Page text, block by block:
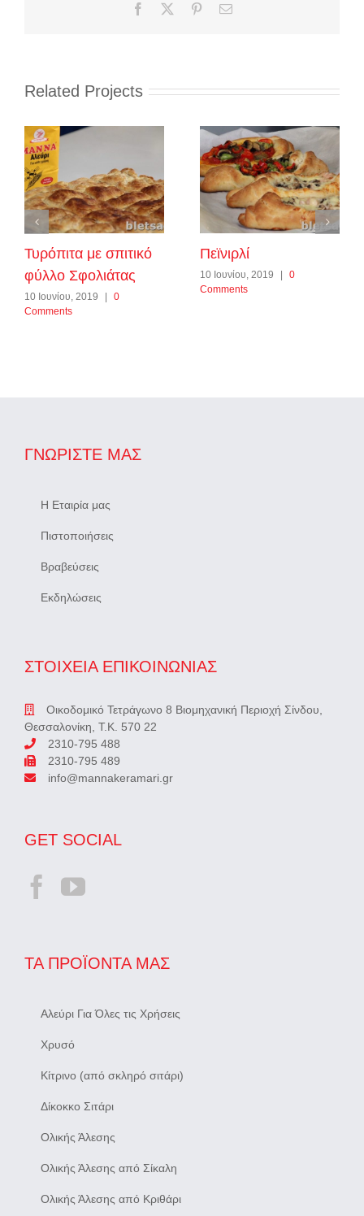
Facebook PinterestEmail
Related Projects
Τυρόπιτα με σπιτικό
φύλλο Σφολιάτας
10 Ιουνίου, 2019 |
0
Comments
Πεϊνιρλί
10 Ιουνίου, 2019 |
0
Comments
ΓΝΩΡΊΣΤΕ ΜΑΣ
Η Εταιρία μας
Πιστοποιήσεις
Βραβεύσεις
Εκδηλώσεις
ΣΤΟΙΧΕΙΑ ΕΠΙΚΟΙΝΩΝΙΑΣ
Οικοδομικό Τετράγωνο 8 Βιομηχανική Περιοχή Σίνδου,
Θεσσαλονίκη, Τ.Κ. 570 22
2310-795 488
2310-795 489
info@mannakeramari.gr
GET SOCIAL
ΤΑ ΠΡΟΪΌΝΤΑ ΜΑΣ
Αλεύρι Για Όλες τις Χρήσεις
Χρυσό
Κίτρινο (από σκληρό σιτάρι)
Δίκοκκο Σιτάρι
Ολικής Άλεσης
Ολικής Άλεσης από Σίκαλη
Ολικής Άλεσης από Κριθάρι